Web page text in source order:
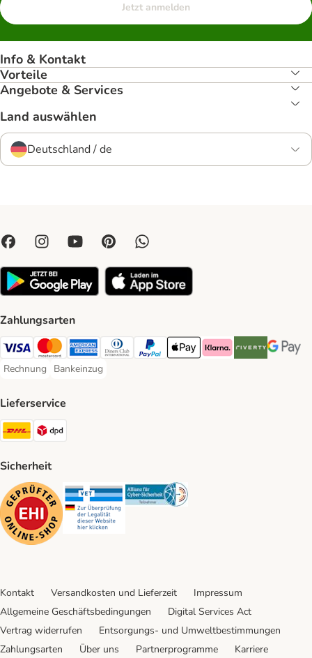
Jetzt anmelden
Info & Kontakt
Vorteile
Angebote & Services
Land auswählen
Deutschland / de
Zahlungsarten
Visa Payment Method
Mastercard Payment Method
American Express Payment Method
Diners Club Payment Method
PayPal Payment Method
Apple Pay Payment Method
Klarna Payment Method
Riverty Payment
Google
Rechnung
Rechnung Payment Method
Bankeinzug
Bankeinzug Payment Method
Lieferservice
DHL Shipping Method
Sicherheit
Security Security Security
Kontakt Versandkosten und Lieferzeit
Impressum
Allgemeine Geschäftsbedingungen
Digital Services Act
Vertrag widerrufen
Entsorgungs- und Umweltbestimmungen
Zahlungsarten
Über uns Partnerprogramme Karriere